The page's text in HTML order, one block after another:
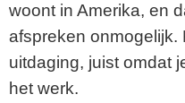
woont in Amerika, en
afspreken onmogelijk.
uitdaging, juist omdat
het werk.